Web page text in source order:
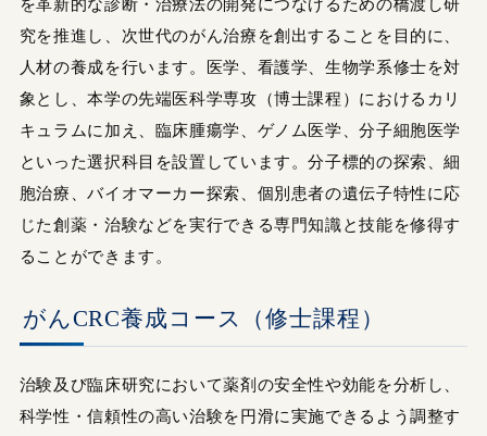
究を推進し、次世代のがん治療を創出することを目的に、
人材の養成を行います。医学、看護学、生物学系修士を対
象とし、本学の先端医科学専攻（博士課程）におけるカリ
キュラムに加え、臨床腫瘍学、ゲノム医学、分子細胞医学
といった選択科目を設置しています。分子標的の探索、細
胞治療、バイオマーカー探索、個別患者の遺伝子特性に応
じた創薬・治験などを実行できる専門知識と技能を修得す
ることができます。
がんCRC養成コース（修士課程）
治験及び臨床研究において薬剤の安全性や効能を分析し、
科学性・信頼性の高い治験を円滑に実施できるよう調整す